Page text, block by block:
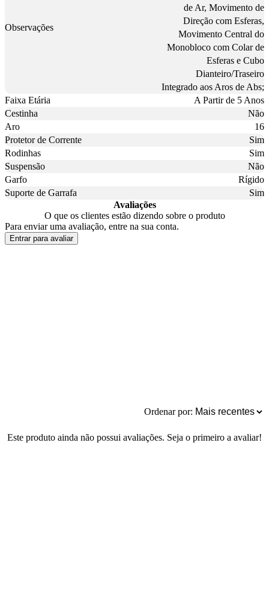
Observações
de Ar, Movimento de
Direção com Esferas,
Movimento Central do
Monobloco com Colar de
Esferas e Cubo
Dianteiro/Traseiro
Integrado aos Aros de Abs;
Faixa Etária
A Partir de 5 Anos
Cestinha
Não
Aro
16
Protetor de Corrente
Sim
Rodinhas
Sim
Suspensão
Não
Garfo
Rígido
Suporte de Garrafa
Sim
Avaliações
O que os clientes estão dizendo sobre o produto
Para enviar uma avaliação, entre na sua conta.
Entrar para avaliar
Ordenar por:
Este produto ainda não possui avaliações. Seja o primeiro a avaliar!